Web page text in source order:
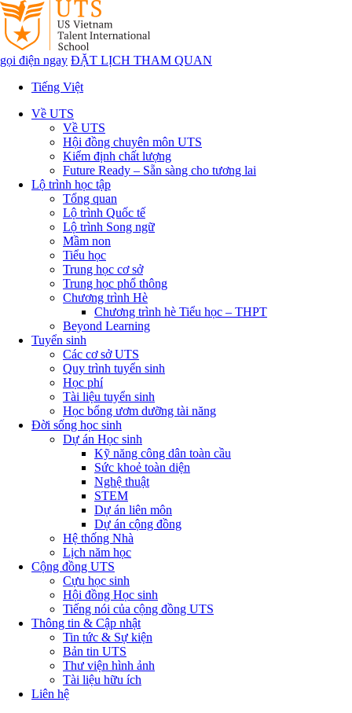
gọi điện ngay ĐẶT LỊCH THAM QUAN
Tiếng Việt
Về UTS
Về UTS
Hội đồng chuyên môn UTS
Kiểm định chất lượng
Future Ready – Sẵn sàng cho tương lai
Lộ trình học tập
Tổng quan
Lộ trình Quốc tế
Lộ trình Song ngữ
Mầm non
Tiểu học
Trung học cơ sở
Trung học phổ thông
Chương trình Hè
Chương trình hè Tiểu học – THPT
Beyond Learning
Tuyển sinh
Các cơ sở UTS
Quy trình tuyển sinh
Học phí
Tài liệu tuyển sinh
Học bổng ươm dưỡng tài năng
Đời sống học sinh
Dự án Học sinh
Kỹ năng công dân toàn cầu
Sức khoẻ toàn diện
Nghệ thuật
STEM
Dự án liên môn
Dự án cộng đồng
Hệ thống Nhà
Lịch năm học
Cộng đồng UTS
Cựu học sinh
Hội đồng Học sinh
Tiếng nói của cộng đồng UTS
Thông tin & Cập nhật
Tin tức & Sự kiện
Bản tin UTS
Thư viện hình ảnh
Tài liệu hữu ích
Liên hệ